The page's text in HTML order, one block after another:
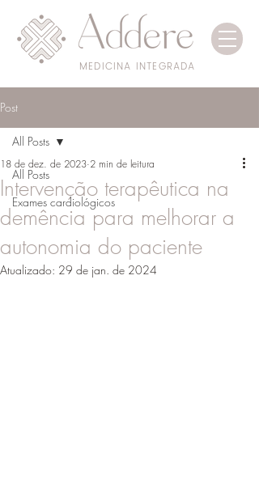
MEDICINA INTEGRADA
Post
All Posts
Exames cardiológicos
All Posts
Intervenção terapêutica na
demência para melhorar a
autonomia do paciente
18 de dez. de 2023 2 min de leitura
Atualizado: 29 de jan. de 2024